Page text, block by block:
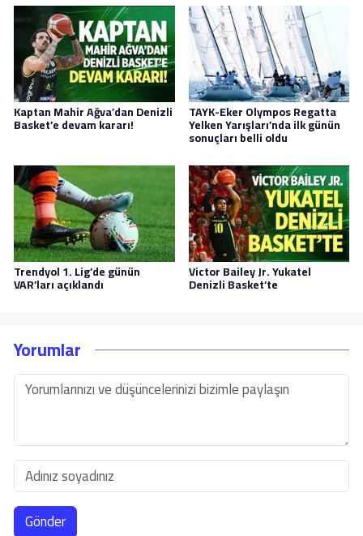
Kaptan Mahir Ağva’dan Denizli
Basket’e devam kararı!
TAYK-Eker Olympos Regatta
Yelken Yarışları’nda ilk günün
sonuçları belli oldu
Trendyol 1. Lig’de günün
VAR’ları açıklandı
Victor Bailey Jr. Yukatel
Denizli Basket’te
Yorumlar
Gönder